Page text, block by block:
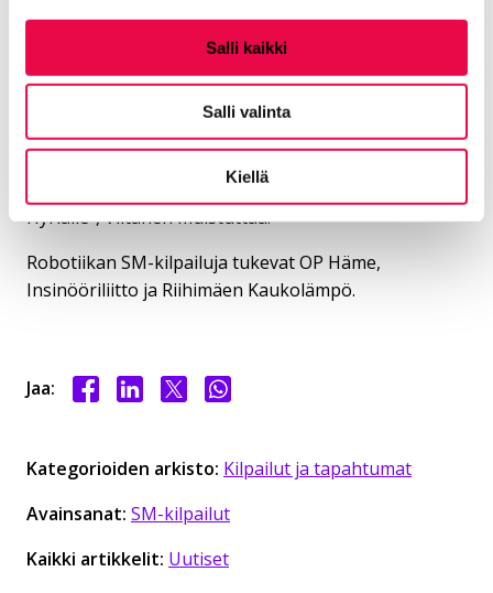
Salli kaikki
Salli valinta
Kiellä
kilpailu. Riihimäen kaupungin Robotiikkakampus
järjestää kilpailun yhteistyössä Hyrian kanssa ja kisa
käydään Hyrian tiloissa.
seuraamaan kansainvälistä kisatapahtumaa
Hyrialle”, Viitanen muistuttaa.
Robotiikan SM-kilpailuja tukevat OP Häme,
Insinööriliitto ja Riihimäen Kaukolämpö.
Jaa: Jaa Facebookissa
Jaa LinkedInissä
Jaa X:ssäJaa WhasAppissa
Kategorioiden arkisto: Kilpailut ja tapahtumat
Avainsanat: SM-kilpailut
Kaikki artikkelit: Uutiset